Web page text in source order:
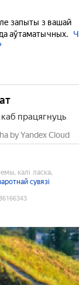
запыты з вашай
аўтаматычных.
каб працягнуць
by Yandex Cloud
калі ласка,
сувязі